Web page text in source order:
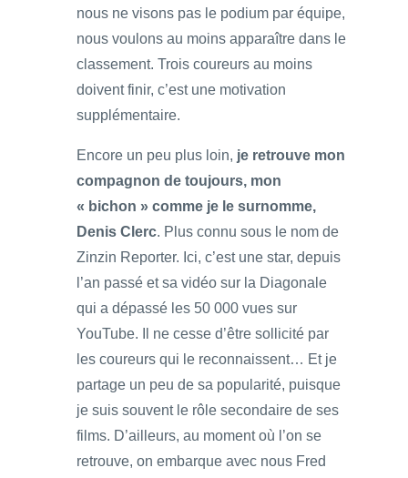
nous ne visons pas le podium par équipe,
nous voulons au moins apparaître dans le
classement. Trois coureurs au moins
doivent finir, c’est une motivation
supplémentaire.
Encore un peu plus loin, je retrouve mon
compagnon de toujours, mon
« bichon » comme je le surnomme,
Denis Clerc. Plus connu sous le nom de
Zinzin Reporter. Ici, c’est une star, depuis
l’an passé et sa vidéo sur la Diagonale
qui a dépassé les 50 000 vues sur
YouTube. Il ne cesse d’être sollicité par
les coureurs qui le reconnaissent… Et je
partage un peu de sa popularité, puisque
je suis souvent le rôle secondaire de ses
films. D’ailleurs, au moment où l’on se
retrouve, on embarque avec nous Fred